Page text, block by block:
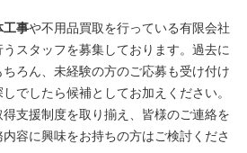
工事や不用品買取を行っている有限会社
スタッフを募集しております。過去に
ろん、未経験の方のご応募も受け付け
でしたら候補としてお加えください。
支援制度を取り揃え、皆様のご連絡を
容に興味をお持ちの方はご検討くださ